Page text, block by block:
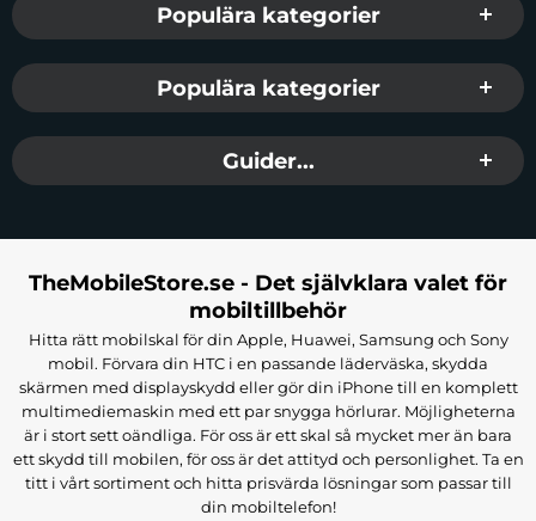
Populära kategorier
Populära kategorier
Guider...
TheMobileStore.se - Det självklara valet för
mobiltillbehör
Hitta rätt mobilskal för din Apple, Huawei, Samsung och Sony
mobil. Förvara din HTC i en passande läderväska, skydda
skärmen med displayskydd eller gör din iPhone till en komplett
multimediemaskin med ett par snygga hörlurar. Möjligheterna
är i stort sett oändliga. För oss är ett skal så mycket mer än bara
ett skydd till mobilen, för oss är det attityd och personlighet. Ta en
titt i vårt sortiment och hitta prisvärda lösningar som passar till
din mobiltelefon!